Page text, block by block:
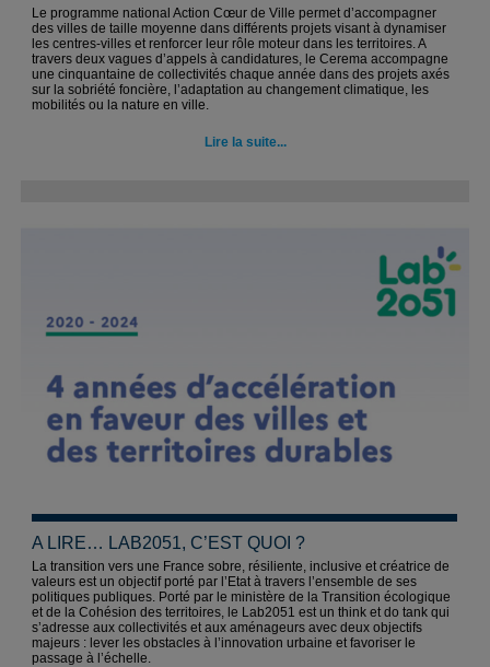
Le programme national Action Cœur de Ville permet d’accompagner
des villes de taille moyenne dans différents projets visant à dynamiser
les centres-villes et renforcer leur rôle moteur dans les territoires. A
travers deux vagues d’appels à candidatures, le Cerema accompagne
une cinquantaine de collectivités chaque année dans des projets axés
sur la sobriété foncière, l’adaptation au changement climatique, les
mobilités ou la nature en ville.
Lire la suite...
A LIRE… LAB2051, C’EST QUOI ?
La transition vers une France sobre, résiliente, inclusive et créatrice de
valeurs est un objectif porté par l’Etat à travers l’ensemble de ses
politiques publiques. Porté par le ministère de la Transition écologique
et de la Cohésion des territoires, le Lab2051 est un think et do tank qui
s’adresse aux collectivités et aux aménageurs avec deux objectifs
majeurs : lever les obstacles à l’innovation urbaine et favoriser le
passage à l’échelle.